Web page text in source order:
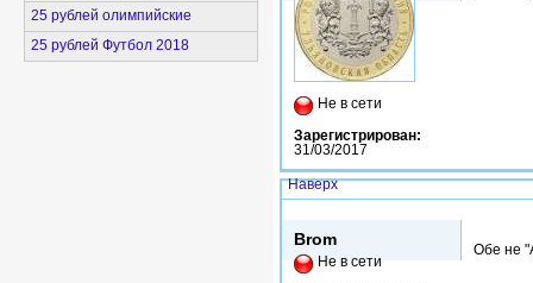
25 рублей олимпийские
25 рублей Футбол 2018
Не в сети
Зарегистрирован:
31/03/2017
Наверх
Brom
Не в сети
Обе не